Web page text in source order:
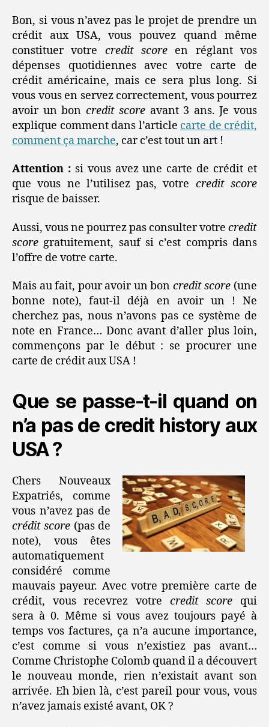
Bon, si vous n’avez pas le projet de prendre un
crédit aux USA, vous pouvez quand même
constituer votre credit score en réglant vos
dépenses quotidiennes avec votre carte de
crédit américaine, mais ce sera plus long. Si
vous vous en servez correctement, vous pourrez
avoir un bon credit score avant 3 ans. Je vous
explique comment dans l’article carte de crédit,
comment ça marche, car c’est tout un art !
Attention :si vous avez une carte de crédit et
que vous ne l’utilisez pas, votre credit score
risque de baisser.
Aussi, vous ne pourrez pas consulter votre credit
score gratuitement, sauf si c’est compris dans
l’offre de votre carte.
Mais au fait, pour avoir un bon credit score (une
bonne note), faut-il déjà en avoir un ! Ne
cherchez pas, nous n’avons pas ce système de
note en France… Donc avant d’aller plus loin,
commençons par le début : se procurer une
carte de crédit aux USA !
Que se passe-t-il quand on
n’a pas de credit history aux
USA ?
Chers Nouveaux
Expatriés, comme
vous n’avez pas de
crédit score (pas de
note), vous êtes
automatiquement
considéré comme
mauvais payeur. Avec votre première carte de
crédit, vous recevrez votre credit score qui
sera à 0. Même si vous avez toujours payé à
temps vos factures, ça n’a aucune importance,
c’est comme si vous n’existiez pas avant…
Comme Christophe Colomb quand il a découvert
le nouveau monde, rien n’existait avant son
arrivée. Eh bien là, c’est pareil pour vous, vous
n’avez jamais existé avant, OK ?